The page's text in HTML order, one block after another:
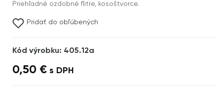
Priehľadné ozdobné flitre, kosoštvorce.
Pridať do obľúbených
Kód výrobku: 405.12a
0,50 € s DPH